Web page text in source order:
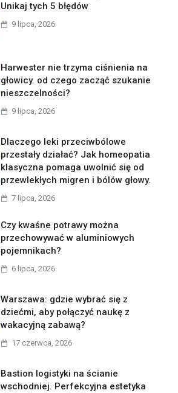
Unikaj tych 5 błędów
9 lipca, 2026
Harwester nie trzyma ciśnienia na
głowicy. od czego zacząć szukanie
nieszczelności?
9 lipca, 2026
Dlaczego leki przeciwbólowe
przestały działać? Jak homeopatia
klasyczna pomaga uwolnić się od
przewlekłych migren i bólów głowy.
7 lipca, 2026
Czy kwaśne potrawy można
przechowywać w aluminiowych
pojemnikach?
6 lipca, 2026
Warszawa: gdzie wybrać się z
dziećmi, aby połączyć naukę z
wakacyjną zabawą?
17 czerwca, 2026
Bastion logistyki na ścianie
wschodniej. Perfekcyjna estetyka